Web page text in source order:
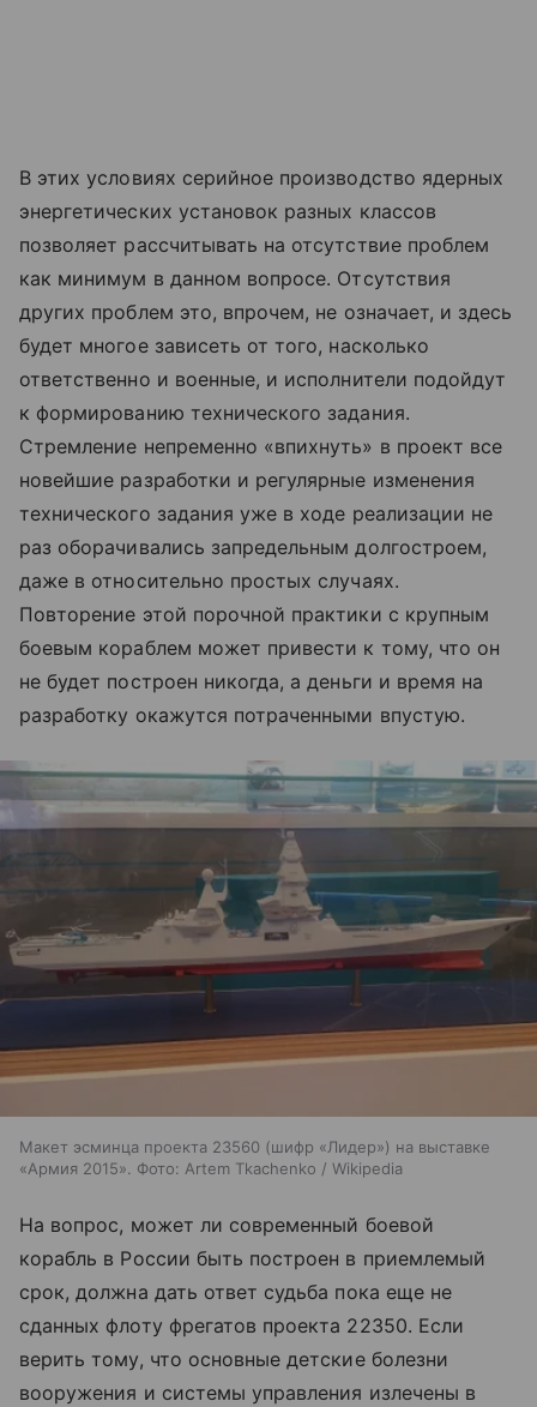
В этих условиях серийное производство ядерных
энергетических установок разных классов
позволяет рассчитывать на отсутствие проблем
как минимум в данном вопросе. Отсутствия
других проблем это, впрочем, не означает, и здесь
будет многое зависеть от того, насколько
ответственно и военные, и исполнители подойдут
к формированию технического задания.
Стремление непременно «впихнуть» в проект все
новейшие разработки и регулярные изменения
технического задания уже в ходе реализации не
раз оборачивались запредельным долгостроем,
даже в относительно простых случаях.
Повторение этой порочной практики с крупным
боевым кораблем может привести к тому, что он
не будет построен никогда, а деньги и время на
разработку окажутся потраченными впустую.
Макет эсминца проекта 23560 (шифр «Лидер») на выставке
«Армия 2015». Фото: Artem Tkachenko / Wikipedia
На вопрос, может ли современный боевой
корабль в России быть построен в приемлемый
срок, должна дать ответ судьба пока еще не
сданных флоту фрегатов проекта 22350. Если
верить тому, что основные детские болезни
вооружения и системы управления излечены в